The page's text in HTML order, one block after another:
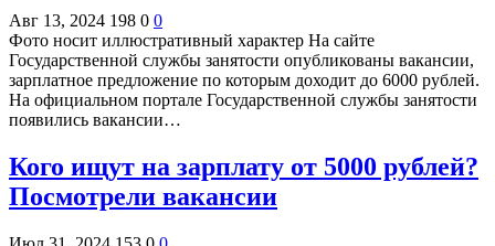
Авг 13, 2024 198 0 0
Фото носит иллюстративный характер На сайте
Государственной службы занятости опубликованы вакансии,
зарплатное предложение по которым доходит до 6000 рублей.
На официальном портале Государственной службы занятости
появились вакансии…
Кого ищут на зарплату от 5000 рублей?
Посмотрели вакансии